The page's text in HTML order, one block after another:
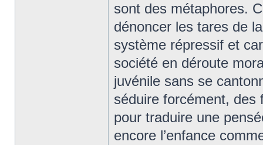
sont des métaphores.
dénoncer les tares de
système répressif et
société en déroute
juvénile sans se
séduire forcément, des
pour traduire une
encore l’enfance